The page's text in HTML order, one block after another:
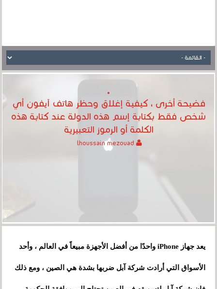
فضيحة أخرى ، كيفية إغلاق وحظر هاتف آيفون أي
شخص فقط بكتابة إسم هذه الدولة عند كتابة هذه
الكلمة أو الرموز التعبيرية
يعد جهاز iPhone واحدًا من أفضل الأجهزة مبيعاً في العالم ، وأحد
الأسواق التي أرادت شركة آبل ضربها بشدة هي الصين ، ومع ذلك